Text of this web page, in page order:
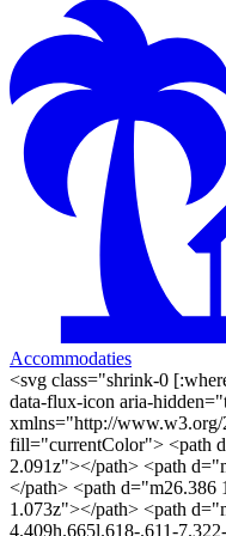
Accommodaties
<svg class="shrink-0
data-flux-icon aria-
xmlns="http://
fill="currentColor"> <path
2.091z"></path> <path
</path> <path d="m26.386
1.073z"></path> <path
4.409h.665l.618-.611-